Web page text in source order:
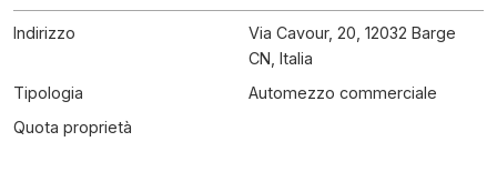
Indirizzo
Via Cavour, 20, 12032 Barge
CN, Italia
Tipologia
Automezzo commerciale
Quota proprietà